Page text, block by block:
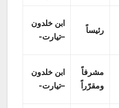
رئيساً
ابن خلدون
–تيارت-
مشرفاً
ومقرّراً
ابن خلدون
–تيارت-